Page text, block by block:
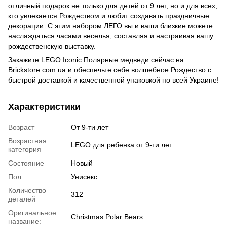
отличный подарок не только для детей от 9 лет, но и для всех,
кто увлекается Рождеством и любит создавать праздничные
декорации. С этим набором ЛЕГО вы и ваши близкие можете
наслаждаться часами веселья, составляя и настраивая вашу
рождественскую выставку.
Закажите LEGO Iconic Полярные медведи сейчас на
Brickstore.com.ua и обеспечьте себе волшебное Рождество с
быстрой доставкой и качественной упаковкой по всей Украине!
Характеристики
Возраст
От 9-ти лет
Возрастная
категория
LEGO для ребенка от 9-ти лет
Состояние
Новый
Пол
Унисекс
Количество
деталей
312
Оригинальное
название:
Christmas Polar Bears